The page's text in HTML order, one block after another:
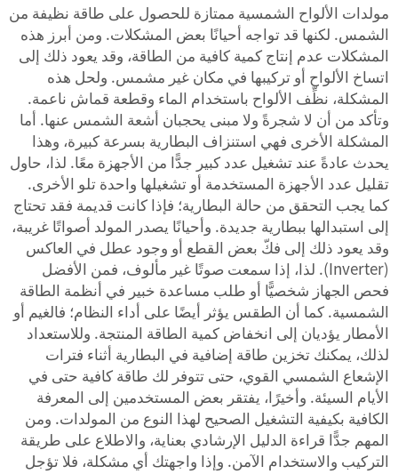
مولدات الألواح الشمسية ممتازة للحصول على طاقة نظيفة من
الشمس. لكنها قد تواجه أحيانًا بعض المشكلات. ومن أبرز هذه
المشكلات عدم إنتاج كمية كافية من الطاقة، وقد يعود ذلك إلى
اتساخ الألواح أو تركيبها في مكان غير مشمس. ولحل هذه
المشكلة، نظِّف الألواح باستخدام الماء وقطعة قماش ناعمة.
وتأكد من أن لا شجرةً ولا مبنى يحجبان أشعة الشمس عنها. أما
المشكلة الأخرى فهي استنزاف البطارية بسرعة كبيرة، وهذا
يحدث عادةً عند تشغيل عدد كبير جدًّا من الأجهزة معًا. لذا، حاول
تقليل عدد الأجهزة المستخدمة أو تشغيلها واحدة تلو الأخرى.
كما يجب التحقق من حالة البطارية؛ فإذا كانت قديمة فقد تحتاج
إلى استبدالها ببطارية جديدة. وأحيانًا يصدر المولد أصواتًا غريبة،
وقد يعود ذلك إلى فكّ بعض القطع أو وجود عطل في العاكس
(Inverter). لذا، إذا سمعت صوتًا غير مألوف، فمن الأفضل
فحص الجهاز شخصيًّا أو طلب مساعدة خبير في أنظمة الطاقة
الشمسية. كما أن الطقس يؤثر أيضًا على أداء النظام؛ فالغيم أو
الأمطار يؤديان إلى انخفاض كمية الطاقة المنتجة. وللاستعداد
لذلك، يمكنك تخزين طاقة إضافية في البطارية أثناء فترات
الإشعاع الشمسي القوي، حتى تتوفر لك طاقة كافية حتى في
الأيام السيئة. وأخيرًا، يفتقر بعض المستخدمين إلى المعرفة
الكافية بكيفية التشغيل الصحيح لهذا النوع من المولدات. ومن
المهم جدًّا قراءة الدليل الإرشادي بعناية، والاطلاع على طريقة
التركيب والاستخدام الآمن. وإذا واجهتك أي مشكلة، فلا تؤجل